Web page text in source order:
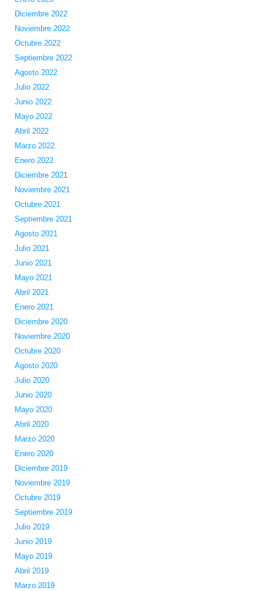
Diciembre 2022
Noviembre 2022
Octubre 2022
Septiembre 2022
Agosto 2022
Julio 2022
Junio 2022
Mayo 2022
Abril 2022
Marzo 2022
Enero 2022
Diciembre 2021
Noviembre 2021
Octubre 2021
Septiembre 2021
Agosto 2021
Julio 2021
Junio 2021
Mayo 2021
Abril 2021
Enero 2021
Diciembre 2020
Noviembre 2020
Octubre 2020
Agosto 2020
Julio 2020
Junio 2020
Mayo 2020
Abril 2020
Marzo 2020
Enero 2020
Diciembre 2019
Noviembre 2019
Octubre 2019
Septiembre 2019
Julio 2019
Junio 2019
Mayo 2019
Abril 2019
Marzo 2019